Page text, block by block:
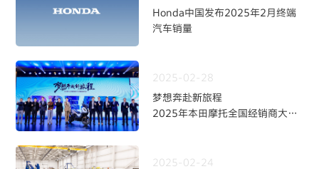
Honda中国发布2025年2月终端
汽车销量
2025-02-28
梦想奔赴新旅程
2025年本田摩托全国经销商大会
2025-02-24